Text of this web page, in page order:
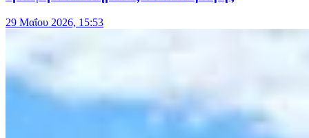
29 Μαΐου 2026, 15:53